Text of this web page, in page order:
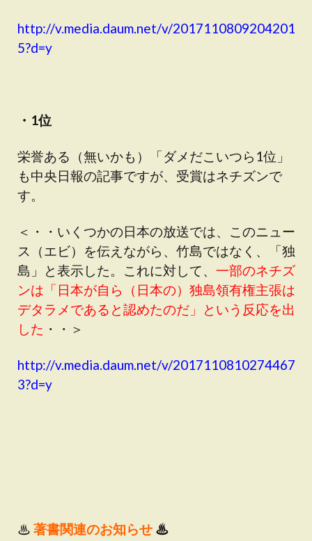
http://v.media.daum.net/v/2017110809204201
5?d=y
・1位
栄誉ある（無いかも）「ダメだこいつら1位」
も中央日報の記事ですが、受賞はネチズンで
す。
＜・・いくつかの日本の放送では、このニュー
ス（エビ）を伝えながら、竹島ではなく、「独
島」と表示した。これに対して、 一部のネチズ
ンは「日本が自ら（日本の）独島領有権主張は
デタラメであると認めたのだ」という反応を出
した ・・＞
http://v.media.daum.net/v/2017110810274467
3?d=y
♨ 著書関連のお知らせ ♨